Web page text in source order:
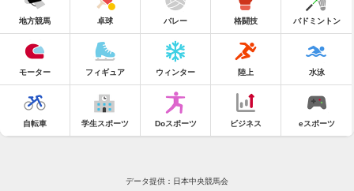
地方競馬 卓球 バレー 格闘技 バドミントン
モーター フィギュア ウィンター 陸上 水泳
自転車 学生スポーツ Doスポーツ ビジネス eスポーツ
データ提供：日本中央競馬会